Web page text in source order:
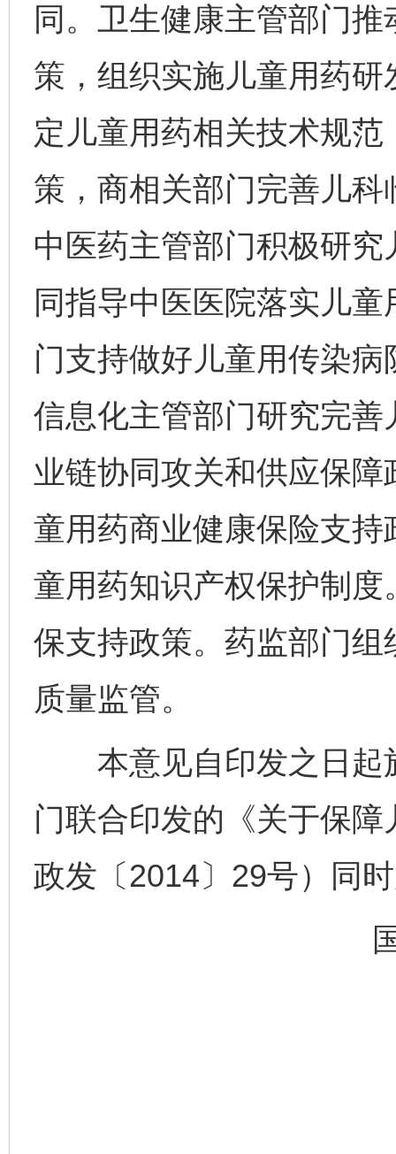
同。卫生健康主管部门
策，组织实施儿童用药
定儿童用药相关技术规
策，商相关部门完善儿
中医药主管部门积极研
同指导中医医院落实儿
门支持做好儿童用传染
信息化主管部门研究完
业链协同攻关和供应保
童用药商业健康保险支
童用药知识产权保护制
保支持政策。药监部门
质量监管。
本意见自印发之日起
门联合印发的《关于保
政发〔2014〕29号）同
完善运行机制助力责任有效落实 一纸欠
东山县通报“牛蛙产品抗生素超标问题” 法
千年窑火 生生不息 一